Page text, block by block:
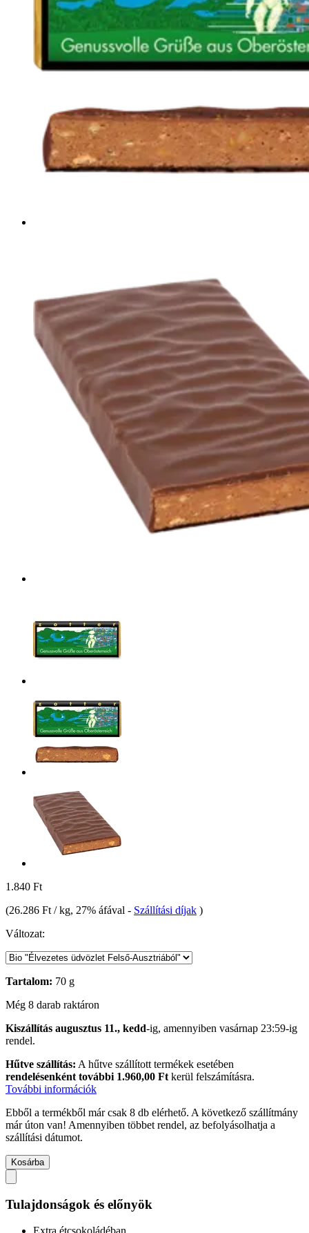
1.840 Ft
(26.286 Ft / kg, 27% áfával - Szállítási díjak )
Változat:
Tartalom: 70 g
Még 8 darab raktáron
Kiszállítás augusztus 11., kedd-ig, amennyiben vasárnap 23:59-ig
rendel.
Hűtve szállítás: A hűtve szállított termékek esetében
rendelésenként további 1.960,00 Ft kerül felszámításra.
További információk
Ebből a termékből már csak 8 db elérhető. A következő szállítmány
már úton van! Amennyiben többet rendel, az befolyásolhatja a
szállítási dátumot.
Kosárba
Tulajdonságok és előnyök